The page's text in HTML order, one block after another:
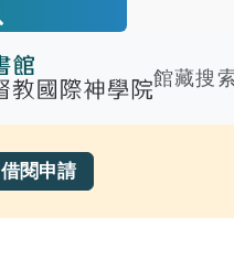
館藏搜
借閱申請